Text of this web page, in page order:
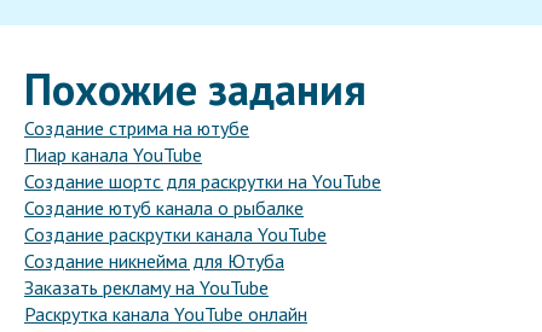
Похожие задания
Создание стрима на ютубе
Пиар канала YouTube
Создание шортс для раскрутки на YouTube
Создание ютуб канала о рыбалке
Создание раскрутки канала YouTube
Создание никнейма для Ютуба
Заказать рекламу на YouTube
Раскрутка канала YouTube онлайн